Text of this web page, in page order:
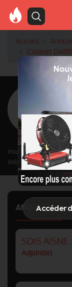
Accéder
Accueil
Colonel
Inscrit depuis le 12/
Informations mises à
Affectations
SDIS AISNE
Adjoint(e)